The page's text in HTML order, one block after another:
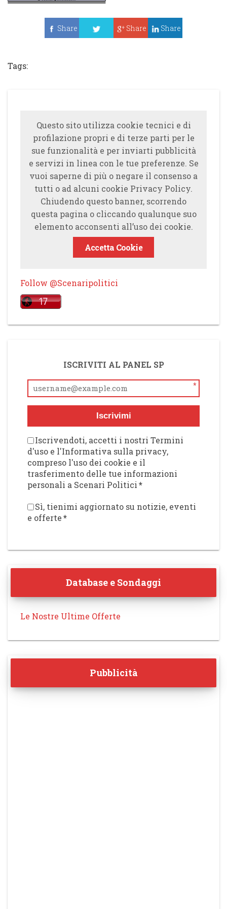
Share
Share Share
Tags:
Questo sito utilizza cookie tecnici e di
profilazione propri e di terze parti per le
sue funzionalità e per inviarti pubblicità
e servizi in linea con le tue preferenze. Se
vuoi saperne di più o negare il consenso a
tutti o ad alcuni cookie Privacy Policy.
Chiudendo questo banner, scorrendo
questa pagina o cliccando qualunque suo
elemento acconsenti all’uso dei cookie.
Accetta Cookie
Follow @Scenaripolitici
ISCRIVITI AL PANEL SP
*
Iscrivimi
Iscrivendoti, accetti i nostri Termini
d'uso e l'Informativa sulla privacy,
compreso l'uso dei cookie e il
trasferimento delle tue informazioni
personali a Scenari Politici*
Sì, tienimi aggiornato su notizie, eventi
e offerte*
Database e Sondaggi
Le Nostre Ultime Offerte
Pubblicità